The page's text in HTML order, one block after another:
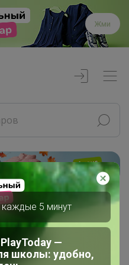
Жми
Реклама
5 минут
—
школы: удобно,